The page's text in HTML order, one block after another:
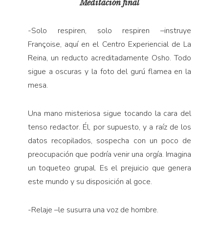
Meditación final
-Solo respiren, solo respiren –instruye
Françoise, aquí en el Centro Experiencial de La
Reina, un reducto acreditadamente Osho. Todo
sigue a oscuras y la foto del gurú flamea en la
mesa.
Una mano misteriosa sigue tocando la cara del
tenso redactor. Él, por supuesto, y a raíz de los
datos recopilados, sospecha con un poco de
preocupación que podría venir una orgía. Imagina
un toqueteo grupal. Es el prejuicio que genera
este mundo y su disposición al goce.
-Relaje –le susurra una voz de hombre.